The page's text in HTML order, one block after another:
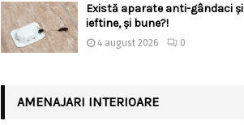
Există aparate anti-gândaci și
ieftine, și bune?!
4 august 2026 0
AMENAJARI INTERIOARE